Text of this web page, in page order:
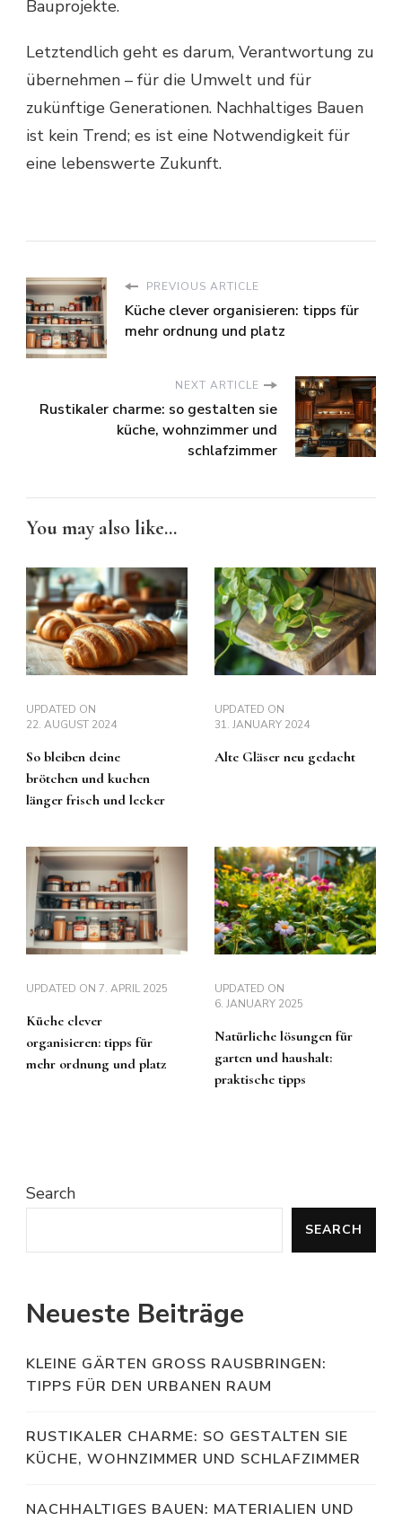
Bauprojekte.
Letztendlich geht es darum, Verantwortung zu
übernehmen – für die Umwelt und für
zukünftige Generationen. Nachhaltiges Bauen
ist kein Trend; es ist eine Notwendigkeit für
eine lebenswerte Zukunft.
PREVIOUS ARTICLE
Küche clever organisieren: tipps für
mehr ordnung und platz
NEXT ARTICLE
Rustikaler charme: so gestalten sie
küche, wohnzimmer und
schlafzimmer
You may also like...
UPDATED ON
22. AUGUST 2024
So bleiben deine
brötchen und kuchen
länger frisch und lecker
UPDATED ON
31. JANUARY 2024
Alte Gläser neu gedacht
UPDATED ON 7. APRIL 2025
Küche clever
organisieren: tipps für
mehr ordnung und platz
UPDATED ON
6. JANUARY 2025
Natürliche lösungen für
garten und haushalt:
praktische tipps
Search
SEARCH
Neueste Beiträge
KLEINE GÄRTEN GROSS RAUSBRINGEN: T
IPPS FÜR DEN URBANEN RAUM
RUSTIKALER CHARME: SO GESTALTEN SIE
KÜCHE, WOHNZIMMER UND SCHLAFZIMMER
NACHHALTIGES BAUEN: MATERIALIEN UND